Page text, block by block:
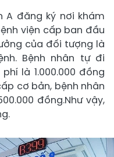
A đăng ký nơi khám
viện cấp ban đầu
của đối tượng là
Bệnh nhân tự đi
là 1.000.000 đồng
cơ bản, bệnh nhân
đồng.Như vậy,